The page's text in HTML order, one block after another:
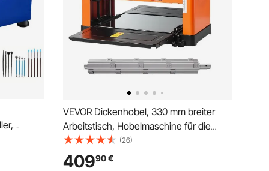
Hand-
ABS-
für
VEVOR Dickenhobel, 330 mm breiter
Arbeitstisch, Hobelmaschine für die
Holzbearbeitung, Spiralmesserkopf mit
24 Einsätzen, 2000-W-Motor mit
(26)
40990€